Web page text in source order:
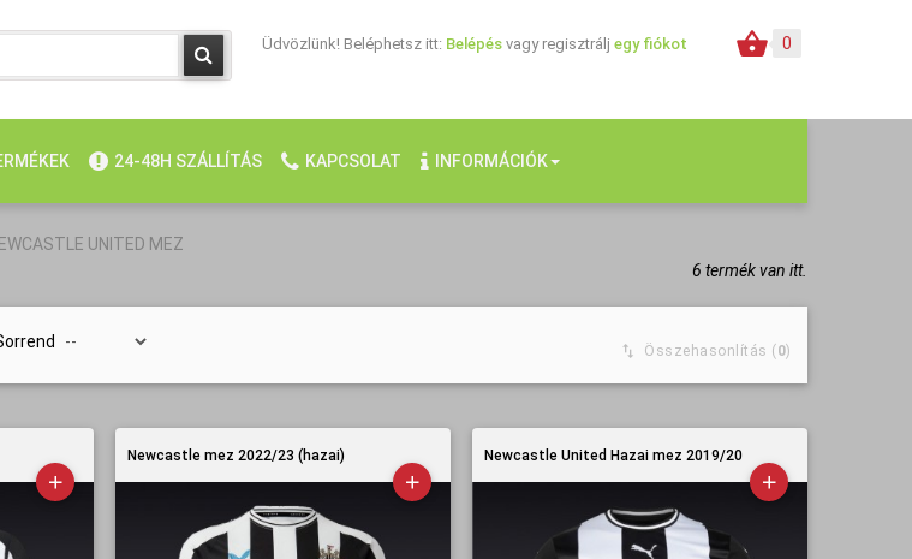
0
Üdvözlünk! Beléphetsz itt: Belépés vagy regisztrálj egy fiókot
24-48H SZÁLLÍTÁS KAPCSOLAT INFORMÁCIÓK
UNITED MEZ
6 termék van itt.
Összehasonlítás ( 0)
Newcastle mez 2022/23 (hazai) Newcastle United Hazai mez 2019/20